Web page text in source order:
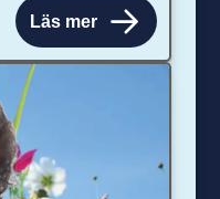
Läs mer